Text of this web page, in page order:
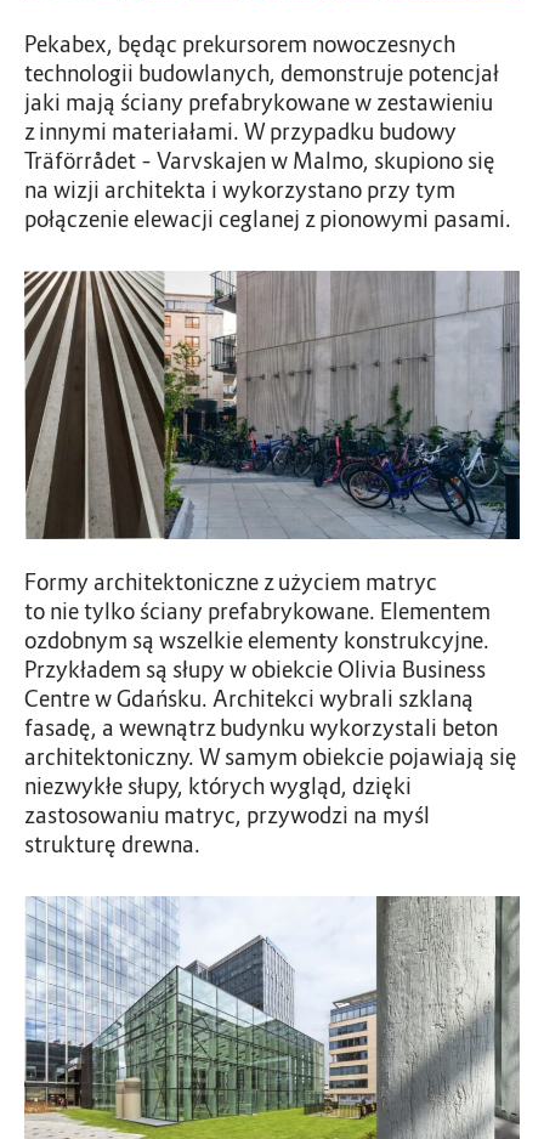
Pekabex, będąc prekursorem nowoczesnych
technologii budowlanych, demonstruje potencjał
jaki mają ściany prefabrykowane w zestawieniu
z innymi materiałami. W przypadku budowy
Träförrådet – Varvskajen w Malmo, skupiono się
na wizji architekta i wykorzystano przy tym
połączenie elewacji ceglanej z pionowymi pasami.
Formy architektoniczne z użyciem matryc
to nie tylko ściany prefabrykowane. Elementem
ozdobnym są wszelkie elementy konstrukcyjne.
Przykładem są słupy w obiekcie Olivia Business
Centre w Gdańsku. Architekci wybrali szklaną
fasadę, a wewnątrz budynku wykorzystali beton
architektoniczny. W samym obiekcie pojawiają się
niezwykłe słupy, których wygląd, dzięki
zastosowaniu matryc, przywodzi na myśl
strukturę drewna.